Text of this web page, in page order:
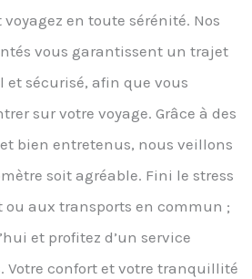
voyagez en toute sérénité. Nos
vous garantissent un trajet
sécurisé, afin que vous
sur votre voyage. Grâce à des
bien entretenus, nous veillons
soit agréable. Fini le stress
aux transports en commun ;
et profitez d’un service
Votre confort et votre tranquillité